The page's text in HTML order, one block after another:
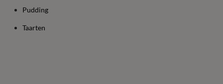
Pudding
Taarten